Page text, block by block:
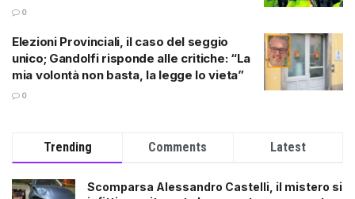
0
Elezioni Provinciali, il caso del seggio
unico; Gandolfi risponde alle critiche: “La
mia volontà non basta, la legge lo vieta”
0
Trending Comments Latest
Scomparsa Alessandro Castelli, il mistero si